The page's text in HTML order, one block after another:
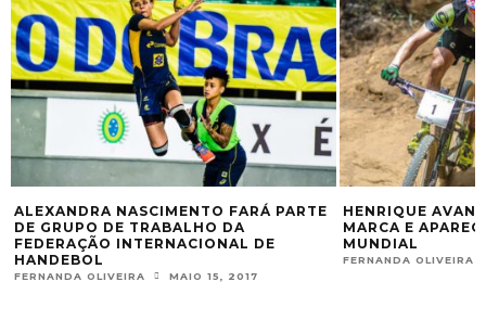
ALEXANDRA NASCIMENTO FARÁ PARTE
DE GRUPO DE TRABALHO DA
FEDERAÇÃO INTERNACIONAL DE
HANDEBOL
FERNANDA OLIVEIRA MAIO 15, 2017
HENRIQUE
MARCA E
MUNDIAL
FERNANDA OLIVEIRA